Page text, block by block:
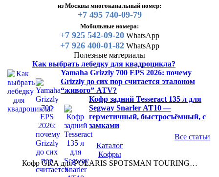
из Москвы многоканальный номер:
+7 495 740-09-79
Мобильные номера:
+7 925 542-09-20WhatsApp
+7 926 400-01-82WhatsApp
Полезные материалы
Как выбрать лебедку для квадроцикла?
Yamaha Grizzly 700 EPS 2026: почему
Grizzly до сих пор считается эталоном
“живого” ATV?
Кофр задний Tesseract 135 л для
Segway Snarler AT10 —
герметичный, быстросъёмный, с
замками
Все статьи
Каталог
Кофры
Кофр GKA для POLARIS SPOTSMAN TOURING…